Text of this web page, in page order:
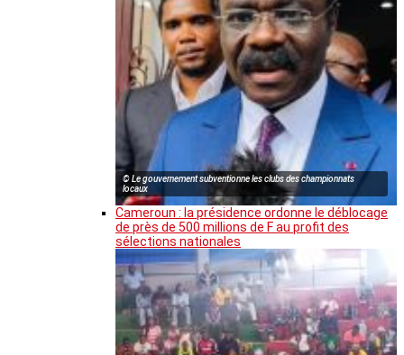
© Le gouvernement subventionne les clubs des championnats
locaux
Cameroun : la présidence ordonne le déblocage
de près de 500 millions de F au profit des
sélections nationales